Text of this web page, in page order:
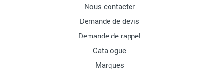
Nous contacter
Demande de devis
Demande de rappel
Catalogue
Marques